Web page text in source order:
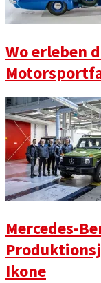
Wo erleben
Mercedes-
Ikone